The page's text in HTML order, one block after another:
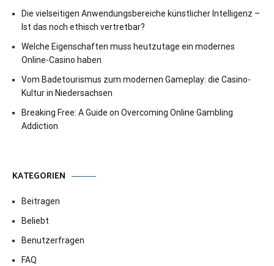
Die vielseitigen Anwendungsbereiche künstlicher Intelligenz –
Ist das noch ethisch vertretbar?
Welche Eigenschaften muss heutzutage ein modernes
Online-Casino haben
Vom Badetourismus zum modernen Gameplay: die Casino-
Kultur in Niedersachsen
Breaking Free: A Guide on Overcoming Online Gambling
Addiction
KATEGORIEN
Beitragen
Beliebt
Benutzerfragen
FAQ